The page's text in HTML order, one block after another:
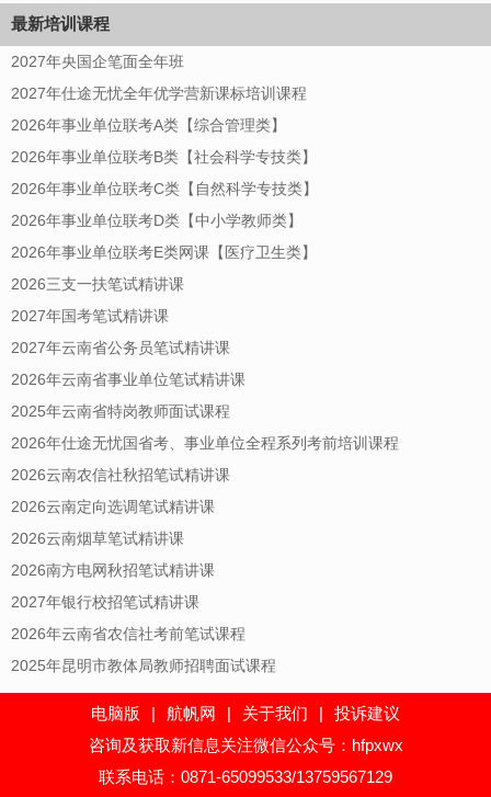
最新培训课程
2027年央国企笔面全年班
2027年仕途无忧全年优学营新课标培训课程
2026年事业单位联考A类【综合管理类】
2026年事业单位联考B类【社会科学专技类】
2026年事业单位联考C类【自然科学专技类】
2026年事业单位联考D类【中小学教师类】
2026年事业单位联考E类网课【医疗卫生类】
2026三支一扶笔试精讲课
2027年国考笔试精讲课
2027年云南省公务员笔试精讲课
2026年云南省事业单位笔试精讲课
2025年云南省特岗教师面试课程
2026年仕途无忧国省考、事业单位全程系列考前培训课程
2026云南农信社秋招笔试精讲课
2026云南定向选调笔试精讲课
2026云南烟草笔试精讲课
2026南方电网秋招笔试精讲课
2027年银行校招笔试精讲课
2026年云南省农信社考前笔试课程
2025年昆明市教体局教师招聘面试课程
电脑版 | 航帆网 | 关于我们 |
投诉建议
咨询及获取新信息关注微信公众号：hfpxwx
联系电话：0871-65099533/13759567129